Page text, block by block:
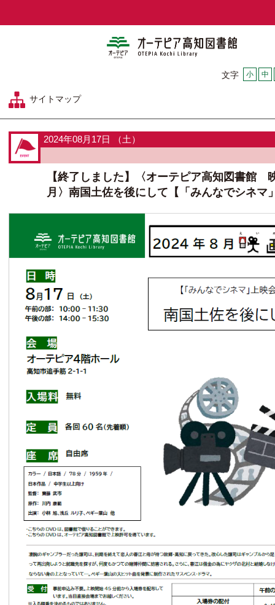
文字 小 中
サイトマップ
2024年08月17日 （土）
【終了しました】〈オーテピア高知図書館
月〉南国土佐を後にして【「みんなでシネマ